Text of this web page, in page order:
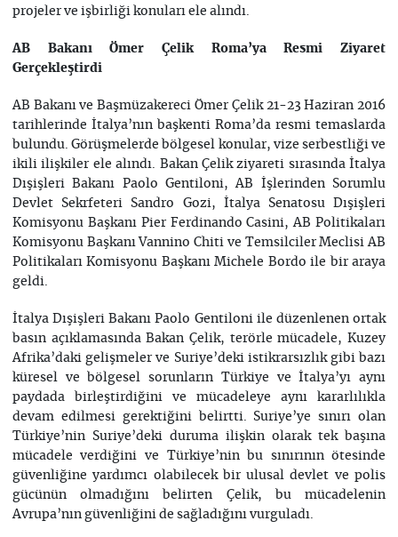
projeler ve işbirliği konuları ele alındı.
AB Bakanı Ömer Çelik Roma’ya Resmi Ziyaret
Gerçekleştirdi
AB Bakanı ve Başmüzakereci Ömer Çelik 21-23 Haziran 2016
tarihlerinde İtalya’nın başkenti Roma’da resmi temaslarda
bulundu. Görüşmelerde bölgesel konular, vize serbestliği ve
ikili ilişkiler ele alındı. Bakan Çelik ziyareti sırasında İtalya
Dışişleri Bakanı Paolo Gentiloni, AB İşlerinden Sorumlu
Devlet Sekrfeteri Sandro Gozi, İtalya Senatosu Dışişleri
Komisyonu Başkanı Pier Ferdinando Casini, AB Politikaları
Komisyonu Başkanı Vannino Chiti ve Temsilciler Meclisi AB
Politikaları Komisyonu Başkanı Michele Bordo ile bir araya
geldi.
İtalya Dışişleri Bakanı Paolo Gentiloni ile düzenlenen ortak
basın açıklamasında Bakan Çelik, terörle mücadele, Kuzey
Afrika’daki gelişmeler ve Suriye’deki istikrarsızlık gibi bazı
küresel ve bölgesel sorunların Türkiye ve İtalya’yı aynı
paydada birleştirdiğini ve mücadeleye aynı kararlılıkla
devam edilmesi gerektiğini belirtti. Suriye’ye sınırı olan
Türkiye’nin Suriye’deki duruma ilişkin olarak tek başına
mücadele verdiğini ve Türkiye’nin bu sınırının ötesinde
güvenliğine yardımcı olabilecek bir ulusal devlet ve polis
gücünün olmadığını belirten Çelik, bu mücadelenin
Avrupa’nın güvenliğini de sağladığını vurguladı.